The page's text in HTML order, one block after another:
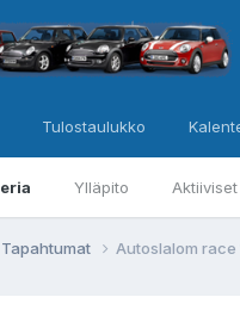
Ylläpito
Tulostaulukko
Tapahtumat Autoslalom